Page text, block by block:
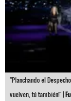
"Planchando el
vuelven, tú también!" |